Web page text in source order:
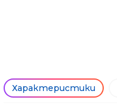
Характеристики